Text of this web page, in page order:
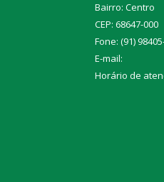
Bairro: Centro
CEP: 68647-000
Fone: (91)
E-mail:
Horário de